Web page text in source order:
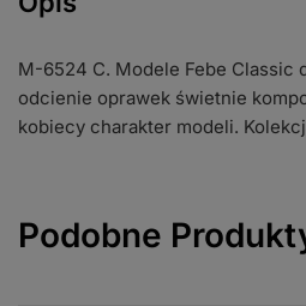
M-6524 C. Modele Febe Classic
odcienie oprawek świetnie
kobiecy charakter modeli.
Podobne